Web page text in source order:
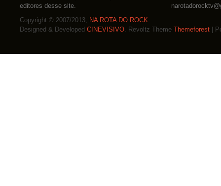
editores desse site.
Copyright © 2007/2013, NA ROTA DO ROCK
Designed & Developed CINEVISIVO. Revoltz Theme Themeforest |